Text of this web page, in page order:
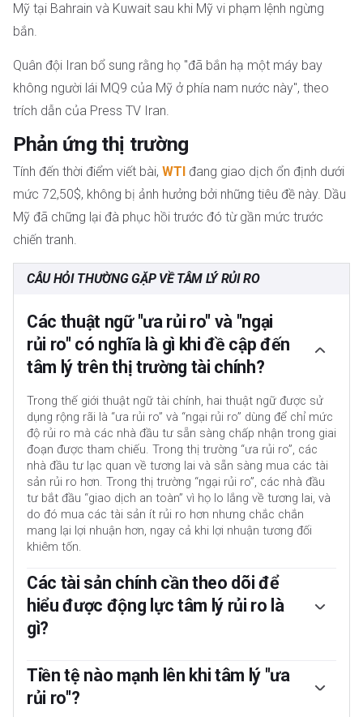
Mỹ tại Bahrain và Kuwait sau khi Mỹ vi phạm lệnh ngừng
bắn.
Quân đội Iran bổ sung rằng họ "đã bắn hạ một máy bay
không người lái MQ9 của Mỹ ở phía nam nước này", theo
trích dẫn của Press TV Iran.
Phản ứng thị trường
Tính đến thời điểm viết bài, WTI đang giao dịch ổn định dưới
mức 72,50$, không bị ảnh hưởng bởi những tiêu đề này. Dầu
Mỹ đã chững lại đà phục hồi trước đó từ gần mức trước
chiến tranh.
CÂU HỎI THƯỜNG GẶP VỀ TÂM LÝ RỦI RO
Các thuật ngữ "ưa rủi ro" và "ngại
rủi ro" có nghĩa là gì khi đề cập đến
tâm lý trên thị trường tài chính?
Trong thế giới thuật ngữ tài chính, hai thuật ngữ được sử
dụng rộng rãi là “ưa rủi ro” và “ngại rủi ro” dùng để chỉ mức
độ rủi ro mà các nhà đầu tư sẵn sàng chấp nhận trong giai
đoạn được tham chiếu. Trong thị trường “ưa rủi ro”, các
nhà đầu tư lạc quan về tương lai và sẵn sàng mua các tài
sản rủi ro hơn. Trong thị trường “ngại rủi ro”, các nhà đầu
tư bắt đầu “giao dịch an toàn” vì họ lo lắng về tương lai, và
do đó mua các tài sản ít rủi ro hơn nhưng chắc chắn
mang lại lợi nhuận hơn, ngay cả khi lợi nhuận tương đối
khiêm tốn.
Các tài sản chính cần theo dõi để
hiểu được động lực tâm lý rủi ro là
gì?
khoán sẽ tăng, hầu hết các mặt hàng – ngoại trừ Vàng –
cũng sẽ tăng giá trị, vì chúng được hưởng lợi từ triển vọng
tăng trưởng tích cực. Tiền tệ của các quốc gia là nước
Tiền tệ nào mạnh lên khi tâm lý "ưa
rủi ro"?